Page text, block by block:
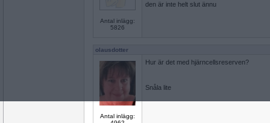
Antal inlägg:
5826
den är inte helt slut ännu
olausdotter
Antal inlägg:
Hur är det med hjärncellsreserven?
Snåla lite